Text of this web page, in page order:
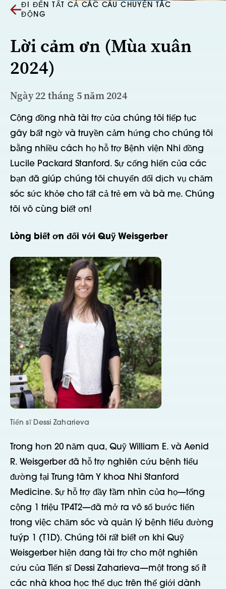
ĐI ĐẾN TẤT CẢ CÁC CÂU CHUYỆN TÁC
ĐỘNG
Lời cảm ơn (Mùa xuân
2024)
Ngày 22 tháng 5 năm 2024
Cộng đồng nhà tài trợ của chúng tôi tiếp tục
gây bất ngờ và truyền cảm hứng cho chúng tôi
bằng nhiều cách họ hỗ trợ Bệnh viện Nhi đồng
Lucile Packard Stanford. Sự cống hiến của các
bạn đã giúp chúng tôi chuyển đổi dịch vụ chăm
sóc sức khỏe cho tất cả trẻ em và bà mẹ. Chúng
tôi vô cùng biết ơn!
Lòng biết ơn đối với Quỹ Weisgerber
Tiến sĩ Dessi Zaharieva
Trong hơn 20 năm qua, Quỹ William E. và Aenid
R. Weisgerber đã hỗ trợ nghiên cứu bệnh tiểu
đường tại Trung tâm Y khoa Nhi Stanford
Medicine. Sự hỗ trợ đầy tầm nhìn của họ—tổng
cộng 1 triệu TP4T2—đã mở ra vô số bước tiến
trong việc chăm sóc và quản lý bệnh tiểu đường
tuýp 1 (T1D). Chúng tôi rất biết ơn khi Quỹ
Weisgerber hiện đang tài trợ cho một nghiên
cứu của Tiến sĩ Dessi Zaharieva—một trong số ít
các nhà khoa học thể dục trên thế giới dành